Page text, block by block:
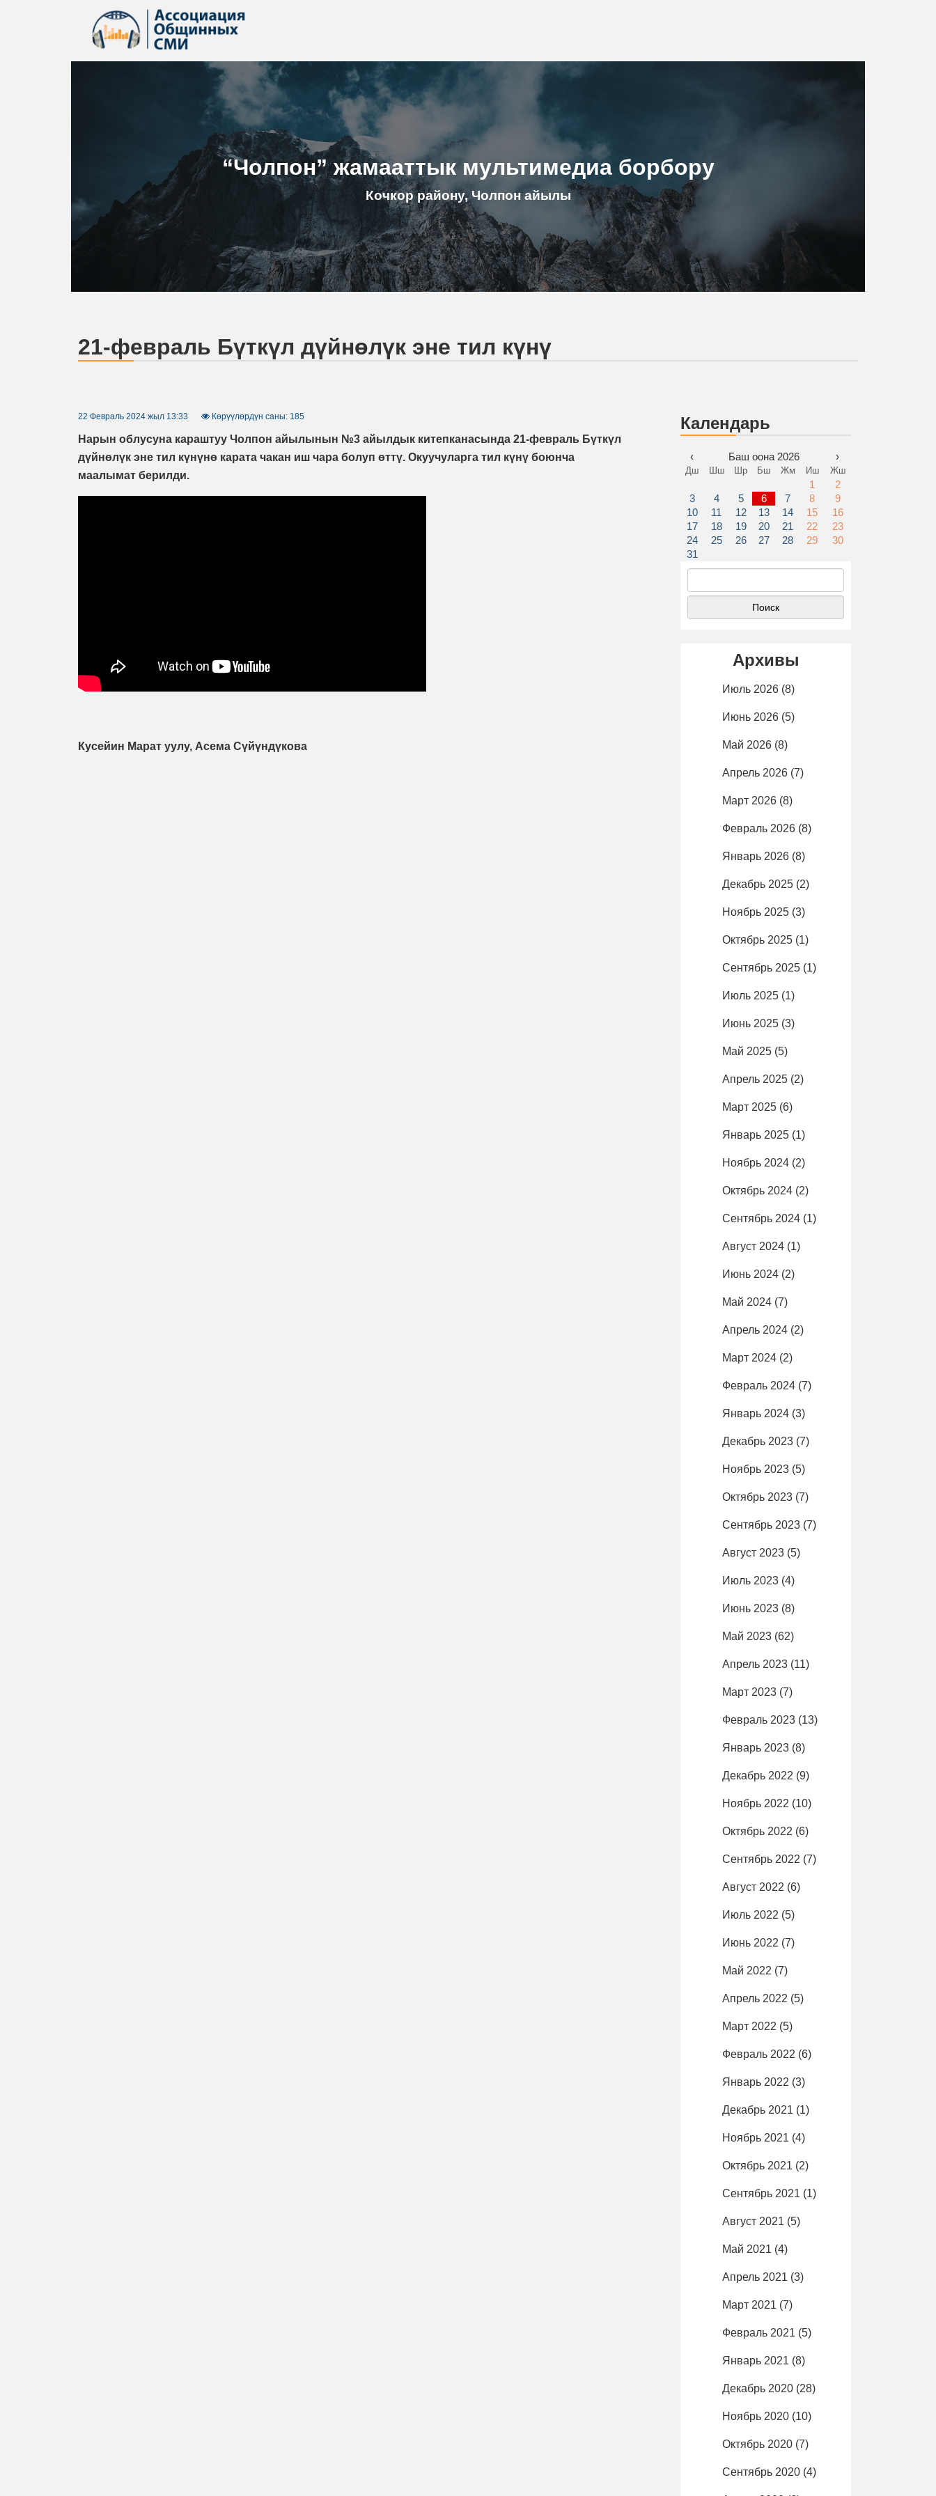
“Чолпон” жамааттык мультимедиа борбору
Кочкор району, Чолпон айылы
21-февраль Бүткүл дүйнөлүк эне тил күнү
22 Февраль 2024 жыл 13:33 Көрүүлөрдүн саны: 185
Нарын облусуна караштуу Чолпон айылынын №3 айылдык китепканасында 21-февраль Бүткүл
дүйнөлүк эне тил күнүнө карата чакан иш чара болуп өттү. Окуучуларга тил күнү боюнча
маалымат берилди.
Кусейин Марат уулу, Асема Сүйүндүкова
Календарь
‹ Баш оона 2026 ›
Дш Шш Шр Бш Жм Иш Жш
1
2
3
4 5 6 7 8
9
10
11 12 13 14 15
16
17
18 19 20 21 22
23
24
25 26 27 28 29
30
31
Найти:
Архивы
Июль 2026 (8)
Июнь 2026 (5)
Май 2026 (8)
Апрель 2026 (7)
Март 2026 (8)
Февраль 2026 (8)
Январь 2026 (8)
Декабрь 2025 (2)
Ноябрь 2025 (3)
Октябрь 2025 (1)
Сентябрь 2025 (1)
Июль 2025 (1)
Июнь 2025 (3)
Май 2025 (5)
Апрель 2025 (2)
Март 2025 (6)
Январь 2025 (1)
Ноябрь 2024 (2)
Октябрь 2024 (2)
Сентябрь 2024 (1)
Август 2024 (1)
Июнь 2024 (2)
Май 2024 (7)
Апрель 2024 (2)
Март 2024 (2)
Февраль 2024 (7)
Январь 2024 (3)
Декабрь 2023 (7)
Ноябрь 2023 (5)
Октябрь 2023 (7)
Сентябрь 2023 (7)
Август 2023 (5)
Июль 2023 (4)
Июнь 2023 (8)
Май 2023 (62)
Апрель 2023 (11)
Март 2023 (7)
Февраль 2023 (13)
Январь 2023 (8)
Декабрь 2022 (9)
Ноябрь 2022 (10)
Октябрь 2022 (6)
Сентябрь 2022 (7)
Август 2022 (6)
Июль 2022 (5)
Июнь 2022 (7)
Май 2022 (7)
Апрель 2022 (5)
Март 2022 (5)
Февраль 2022 (6)
Январь 2022 (3)
Декабрь 2021 (1)
Ноябрь 2021 (4)
Октябрь 2021 (2)
Сентябрь 2021 (1)
Август 2021 (5)
Май 2021 (4)
Апрель 2021 (3)
Март 2021 (7)
Февраль 2021 (5)
Январь 2021 (8)
Декабрь 2020 (28)
Ноябрь 2020 (10)
Октябрь 2020 (7)
Сентябрь 2020 (4)